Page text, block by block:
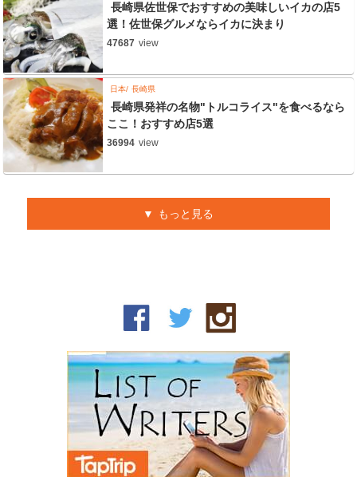
長崎県佐世保でおすすめの美味しいイカの店5
選！佐世保グルメならイカに決まり
47687 view
日本 長崎県
長崎県発祥の名物"トルコライス"を食べるなら
ここ！おすすめ店5選
36994 view
もっと見る